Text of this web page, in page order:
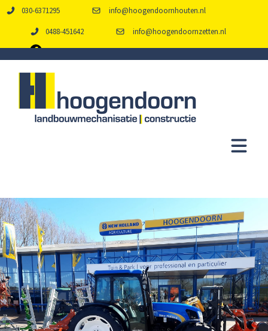
030-6371295 info@hoogendoornhouten.nl
0488-451642 info@hoogendoornzetten.nl